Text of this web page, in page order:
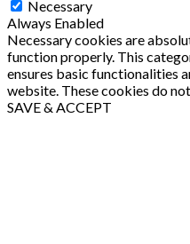
Necessary
Always Enabled
Necessary cookies are
function properly. This
ensures basic functionalities
website. These cookies do
SAVE & ACCEPT